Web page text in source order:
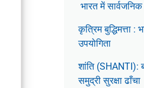
भारत में
कृत्रिम बुद्धिमत्ता
उपयोगिता
शांति (SHANTI):
समुद्री सुरक्षा ढाँचा